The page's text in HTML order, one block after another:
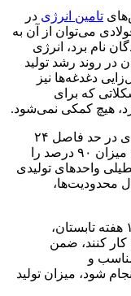
تامین انرژی در
می‌توان از آن به
نام برد، انرژی
در روند رشد تولید
دغدغه‌ها نیز
که برای
هیچ کمکی نمی‌شود.
نواداد تصریح کرد: دولت از شرکت‌های فولادی در حد فاصل ۲۴
تیرماه تا ۲۴ مردادماه انتظار صرفه جویی به میزان ۹۰ درصد را
واحدهای تولیدی
محدودیت‌ها،
به گفته وی، براساس آمار سال گذشته از ۱۲ هفته تابستان،
هفته توانستند کار کنند، ضمن
و
شود، میزان تولید